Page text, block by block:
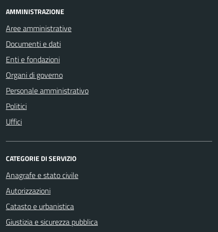
AMMINISTRAZIONE
Aree amministrative
Documenti e dati
Enti e fondazioni
Organi di governo
Personale amministrativo
Politici
Uffici
CATEGORIE DI SERVIZIO
Anagrafe e stato civile
Autorizzazioni
Catasto e urbanistica
Giustizia e sicurezza pubblica